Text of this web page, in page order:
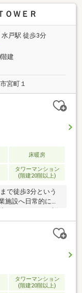
9分、第二中徒歩
飼育可能！小さな
有)
ＷＥＲ
水戸駅 徒歩3分
建
宮町１
床暖房
タワーマンション
(階建20階以上)
で徒歩3分という
施設へ日常的にア
然がたくさんあり
内に集結してお
【周辺環境】・小
校：徒歩約15分
約1600ｍ）・コ
学希望や質問点な
話でもOK。
ております！
タワーマンション
(階建20階以上)